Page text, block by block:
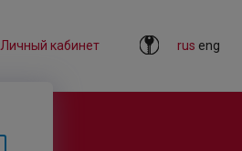
rus eng
Личный кабинет